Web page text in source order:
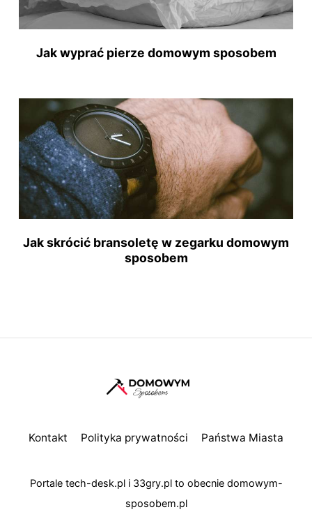
Jak wyprać pierze domowym sposobem
Jak skrócić bransoletę w zegarku domowym
sposobem
Kontakt Polityka prywatności Państwa Miasta
Portale tech-desk.pli 33gry.plto obecnie domowym-
sposobem.pl